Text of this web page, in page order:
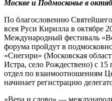
Москве и Подмосковье в
По благословению
всея Руси Кирилла в октябре
Международный фестиваль
форума пройдут в
«Снегири» (Московская
Истра, село Рождествено) с
отдел по взаимоотношениям
начинает регистрацию
«Вера и слово» —